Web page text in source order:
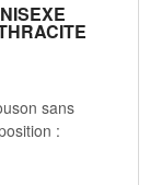
sans
: